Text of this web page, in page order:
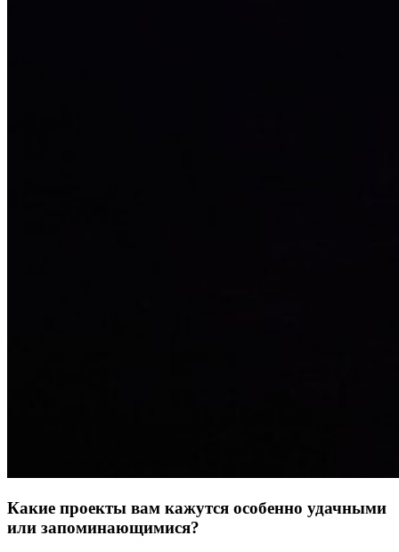
Какие проекты вам кажутся особенно удачными
или запоминающимися?